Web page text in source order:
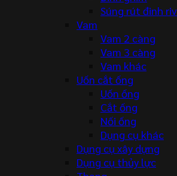
Súng rút đinh
Vam
Vam 2 càng
Vam 3 càng
Vam khác
Uốn cắt ống
Uốn ống
Cắt ống
Nối ống
Dụng cụ khác
Dụng cụ xây dựng
Dụng cụ thủy lực